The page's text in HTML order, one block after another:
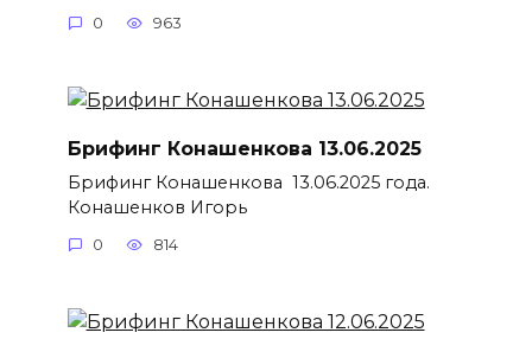
0 963
Брифинг Конашенкова 13.06.2025
Брифинг Конашенкова 13.06.2025 года.
Конашенков Игорь
0 814